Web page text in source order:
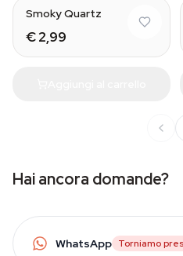
Smoky Quartz
€ 2,99
Hai ancora domande?
WhatsApp Torniamo